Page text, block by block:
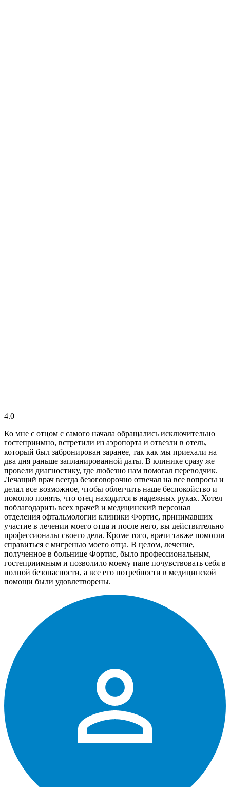
4.0
Ко мне с отцом с самого начала обращались исключительно
гостеприимно, встретили из аэропорта и отвезли в отель,
который был забронирован заранее, так как мы приехали на
два дня раньше запланированной даты. В клинике сразу же
провели диагностику, где любезно нам помогал переводчик.
Лечащий врач всегда безоговорочно отвечал на все вопросы и
делал все возможное, чтобы облегчить наше беспокойство и
помогло понять, что отец находится в надежных руках. Хотел
поблагодарить всех врачей и медицинский персонал
отделения офтальмологии клиники Фортис, принимавших
участие в лечении моего отца и после него, вы действительно
профессионалы своего дела. Кроме того, врачи также помогли
справиться с мигренью моего отца. В целом, лечение,
полученное в больнице Фортис, было профессиональным,
гостеприимным и позволило моему папе почувствовать себя в
полной безопасности, а все его потребности в медицинской
помощи были удовлетворены.